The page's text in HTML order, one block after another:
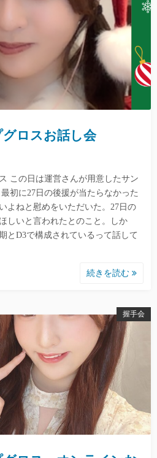
ロスお話し会
この日は運営さんが用意したサン
初に27日の後援が当たらなかった
よねと慰めをいただいた。27日の
しいと言われたとのこと。しか
とD3で構成されているって話して
続きを読む
握手会